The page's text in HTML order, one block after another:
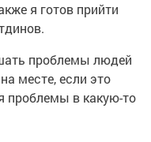
я готов прийти
проблемы людей
месте, если это
проблемы в какую-то